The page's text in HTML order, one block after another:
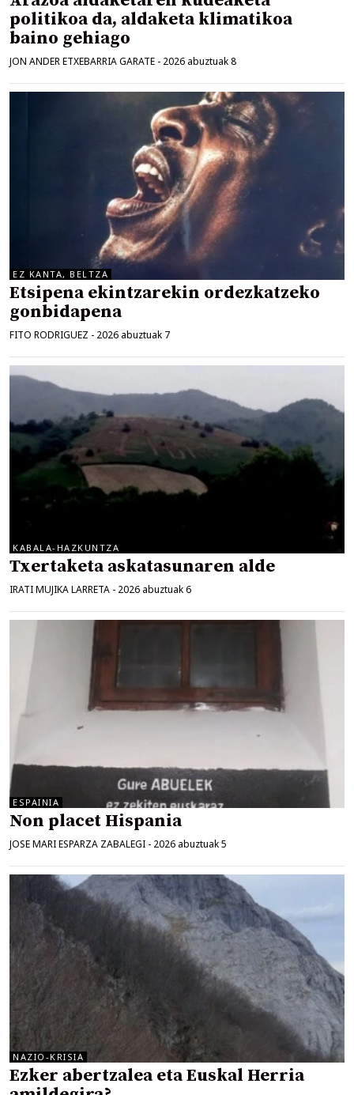
politikoa da, aldaketa klimatikoa
baino gehiago
JON ANDER ETXEBARRIA GARATE - 2026 abuztuak 8
EZ KANTA, BELTZA
Etsipena ekintzarekin ordezkatzeko
gonbidapena
FITO RODRIGUEZ - 2026 abuztuak 7
KABALA-HAZKUNTZA
Txertaketa askatasunaren alde
IRATI MUJIKA LARRETA - 2026 abuztuak 6
ESPAINIA
Non placet Hispania
JOSE MARI ESPARZA ZABALEGI - 2026 abuztuak 5
NAZIO-KRISIA
Ezker abertzalea eta Euskal Herria